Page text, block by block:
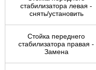
стабилизатора левая -
снять/установить
Стойка переднего
стабилизатора правая -
Замена